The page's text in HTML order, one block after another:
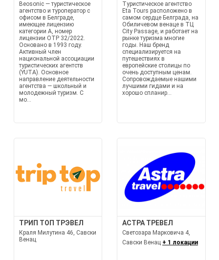
Beosonic — туристическое
агентство и туроператор с
офисом в Белграде,
имеющее лицензию
категории А, номер
лицензии OTP 32/2022.
Основано в 1993 году.
Активный член
национальной ассоциации
туристических агентств
(YUTA). Основное
направление деятельности
агентства — школьный и
молодежный туризм. С
мо...
Туристическое агентство
Eta Tours расположено в
самом сердце Белграда, на
Обиличевом венаце в ТЦ
City Passage, и работает на
рынке туризма многие
годы. Наш бренд
специализируется на
путешествиях в
европейские столицы по
очень доступным ценам.
Сопровождаемые нашими
лучшими гидами и на
хорошо спланир...
ТРИП ТОП ТРЭВЕЛ
Краля Милутина 46, Савски
Венац
АСТРА ТРЕВЕЛ
Светозара Марковича 4,
Савски Венац + 1 локации